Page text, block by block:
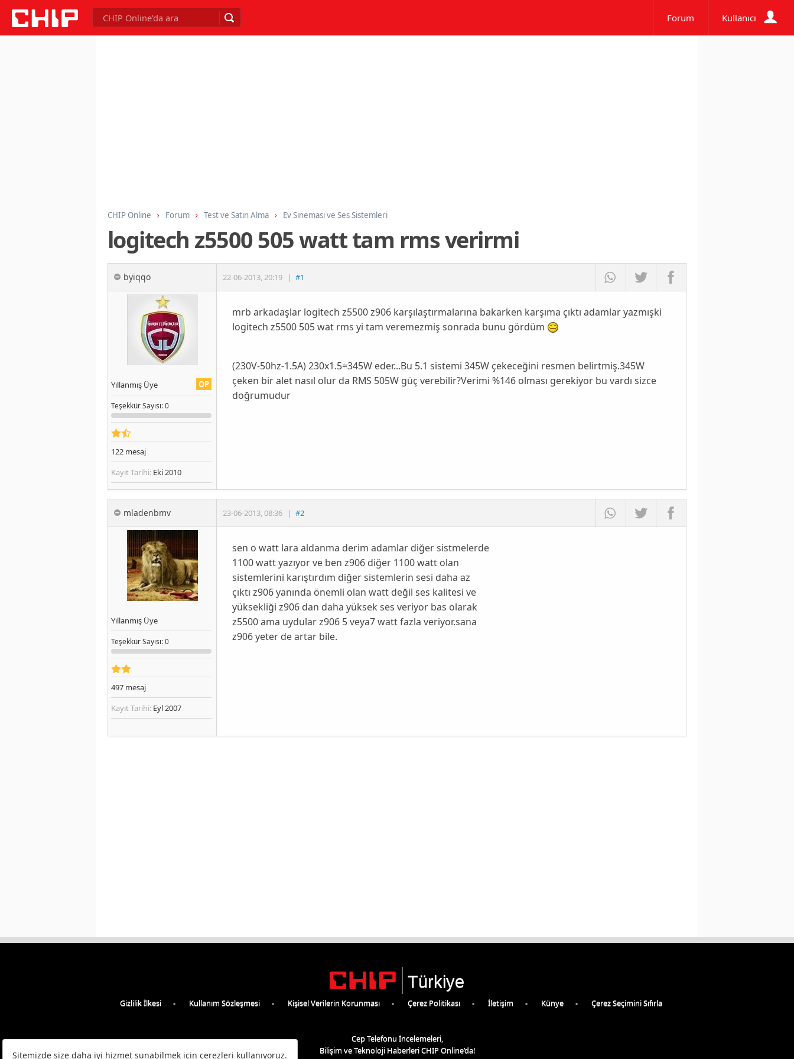
Forum Kullanıcı
CHIP Online Forum Test ve Satın Alma Ev Sineması ve Ses Sistemleri
logitech z5500 505 watt tam rms verirmi
byiqqo 22-06-2013,20:19 | #1
OP
Yıllanmış Üye
TeşekkürSayısı: 0
122 mesaj
Kayıt Tarihi: Eki 2010
mrb arkadaşlar logitech z5500 z906 karşılaştırmalarına bakarken karşıma çıktı adamlar yazmışki
logitech z5500 505 wat rms yi tam veremezmiş sonrada bunu gördüm
(230V-50hz-1.5A) 230x1.5=345W eder...Bu 5.1 sistemi 345W çekeceğini resmen belirtmiş.345W
çeken bir alet nasıl olur da RMS 505W güç verebilir?Verimi %146 olması gerekiyor bu vardı sizce
doğrumudur
mladenbmv 23-06-2013,08:36 | #2
Yıllanmış Üye
TeşekkürSayısı: 0
497 mesaj
Kayıt Tarihi: Eyl 2007
sen o watt lara aldanma derim adamlar diğer sistmelerde
1100 watt yazıyor ve ben z906 diğer 1100 watt olan
sistemlerini karıştırdım diğer sistemlerin sesi daha az
çıktı z906 yanında önemli olan watt değil ses kalitesi ve
yüksekliği z906 dan daha yüksek ses veriyor bas olarak
z5500 ama uydular z906 5 veya7 watt fazla veriyor.sana
z906 yeter de artar bile.
Türkiye
Gizlilik İlkesi Kullanım Sözleşmesi Kişisel Verilerin Korunması Çerez Politikası İletişim Künye Çerez Seçimini Sıfırla
Cep Telefonu İncelemeleri,
Bilişim ve Teknoloji Haberleri CHIP Online’da!